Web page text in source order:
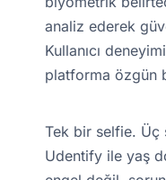
analiz ederek
Kullanıcı
platforma özgün
Tek bir selfie. Üç
Udentify ile yaş